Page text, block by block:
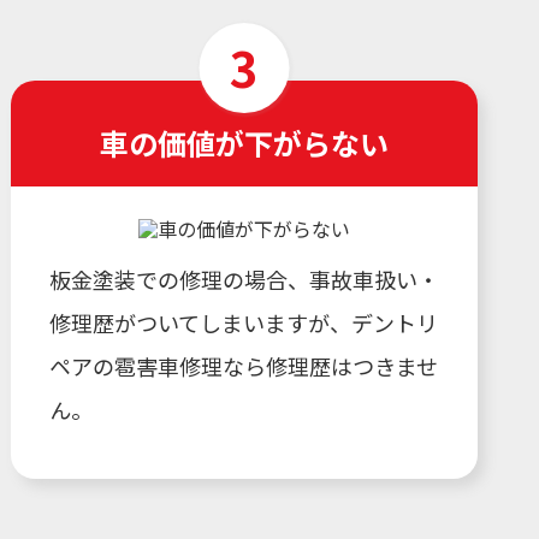
車の価値が下がらない
板金塗装での修理の場合、事故車扱い・
修理歴がついてしまいますが、デントリ
ペアの雹害車修理なら修理歴はつきませ
ん。